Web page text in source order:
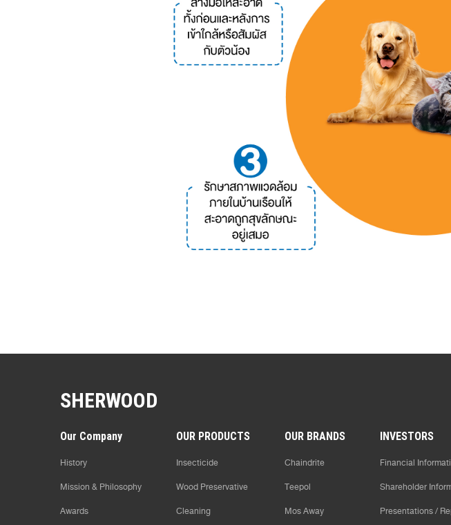
SHERWOOD
Our Company
History
Mission & Philosophy
Awards
OUR PRODUCTS
Insecticide
Wood Preservative
Cleaning
OUR BRANDS
Chaindrite
Teepol
Mos Away
INVESTORS
Financial
Shareholder
Presentations /